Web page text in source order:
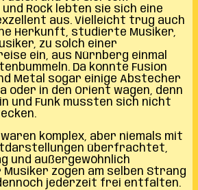
Rock lebten sie sich eine
aus. Vielleicht trug auch
Herkunft, studierte Musiker,
zu solch einer
ein, aus Nürnberg einmal
Da konnte Fusion
Metal sogar einige Abstecher
oder in den Orient wagen, denn
und Funk mussten sich nicht
komplex, aber niemals mit
überfrachtet,
und außergewöhnlich
zogen am selben Strang
jederzeit frei entfalten.